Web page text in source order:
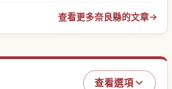
查看更多奈良縣的文章→
查看選項